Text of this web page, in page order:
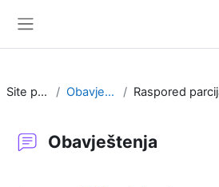
Site pages Obavještenja
Obavještenja